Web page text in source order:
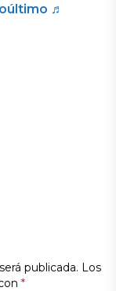
♬
publicada. Los
*